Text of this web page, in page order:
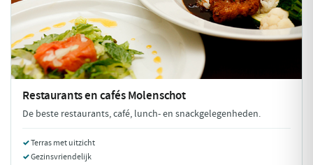
Restaurants en cafésMolenschot
De beste restaurants, café, lunch- en snackgelegenheden.
Terras met uitzicht
Gezinsvriendelijk